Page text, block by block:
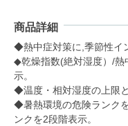
商品詳細
◆熱中症対策に,季節性イ
◆乾燥指数(絶対湿度）/熱
示。
◆温度・相対湿度の上限
◆暑熱環境の危険ランク
ンクを2段階表示。